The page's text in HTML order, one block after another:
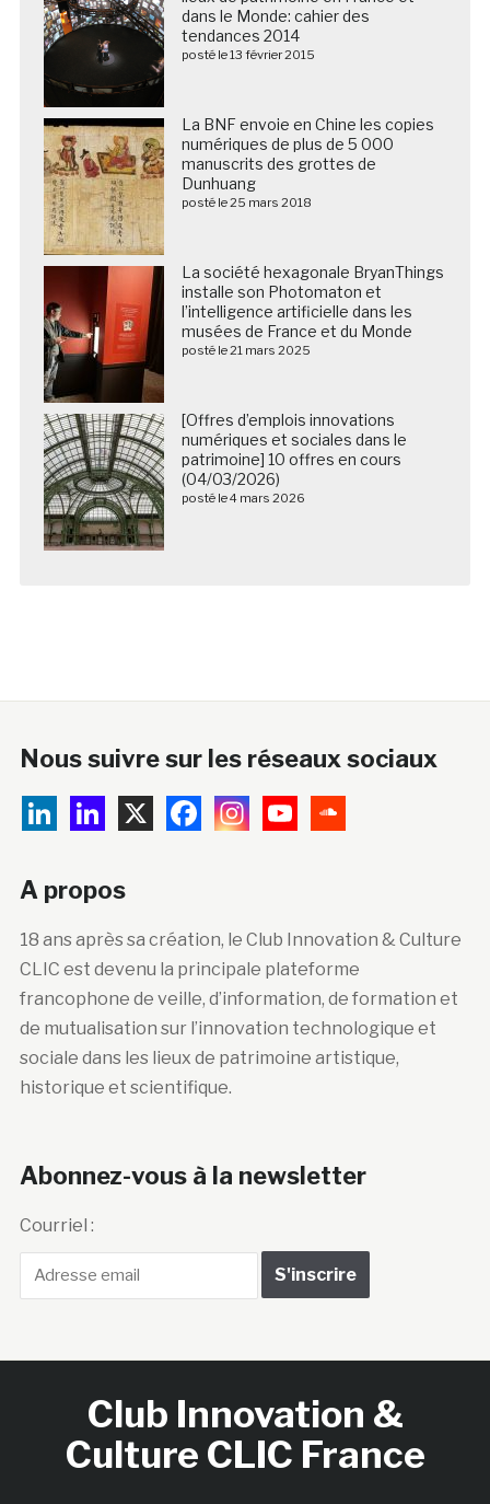
dans le Monde: cahier des
tendances 2014
posté le 13 février 2015
La BNF envoie en Chine les copies
numériques de plus de 5 000
manuscrits des grottes de
Dunhuang
posté le 25 mars 2018
La société hexagonale BryanThings
installe son Photomaton et
l’intelligence artificielle dans les
musées de France et du Monde
posté le 21 mars 2025
[Offres d’emplois innovations
numériques et sociales dans le
patrimoine] 10 offres en cours
(04/03/2026)
posté le 4 mars 2026
Nous suivre sur les réseaux sociaux
A propos
18 ans après sa création, le Club Innovation & Culture
CLIC est devenu la principale plateforme
francophone de veille, d’information, de formation et
de mutualisation sur l’innovation technologique et
sociale dans les lieux de patrimoine artistique,
historique et scientifique.
Abonnez-vous à la newsletter
Courriel :
Club Innovation &
Culture CLIC France